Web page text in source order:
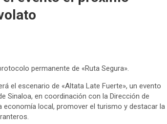
permanente de «Ruta Segura».
el escenario de «Altata Late Fuerte», un evento
Sinaloa, en coordinación con la Dirección de
local, promover el turismo y destacar la